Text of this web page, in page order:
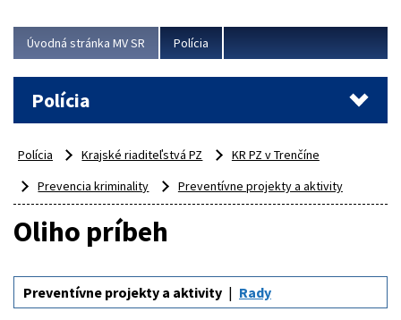
Úvodná stránka MV SR Polícia
Polícia
Polícia Krajské riaditeľstvá PZ
KR PZ v Trenčíne
Prevencia kriminality
Preventívne projekty a aktivity
Oliho príbeh
Preventívne projekty a aktivity Rady